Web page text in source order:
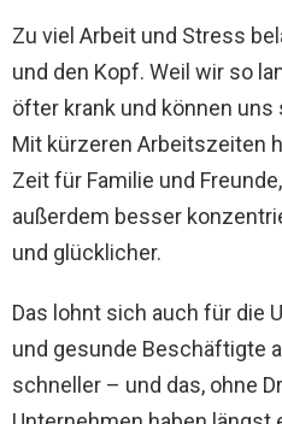
Zu viel Arbeit und Stress
und den Kopf. Weil wir so
öfter krank und können
Mit kürzeren Arbeitszeiten
Zeit für Familie und
außerdem besser
und glücklicher.
Das lohnt sich auch für die
und gesunde Beschäftigte
schneller – und das, ohne